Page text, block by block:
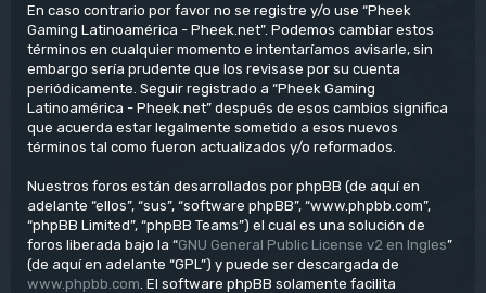
En caso contrario por favor no se registre y/o use “Pheek
Gaming Latinoamérica - Pheek.net”. Podemos cambiar estos
términos en cualquier momento e intentaríamos avisarle, sin
embargo sería prudente que los revisase por su cuenta
periódicamente. Seguir registrado a “Pheek Gaming
Latinoamérica - Pheek.net” después de esos cambios significa
que acuerda estar legalmente sometido a esos nuevos
términos tal como fueron actualizados y/o reformados.
Nuestros foros están desarrollados por phpBB (de aquí en
adelante “ellos”, “sus”, “software phpBB”, “www.phpbb.com”,
“phpBB Limited”, “phpBB Teams”) el cual es una solución de
foros liberada bajo la “GNU General Public License v2 en Ingles”
(de aquí en adelante “GPL”) y puede ser descargada de
www.phpbb.com . El software phpBB solamente facilita